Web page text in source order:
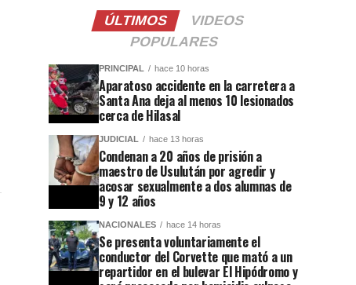
ÚLTIMOS
VIDEOS
POPULARES
PRINCIPAL hace 10 horas
Aparatoso accidente en la carretera a
Santa Ana deja al menos 10 lesionados
cerca de Hilasal
JUDICIAL hace 13 horas
Condenan a 20 años de prisión a
maestro de Usulután por agredir y
acosar sexualmente a dos alumnas de
9 y 12 años
NACIONALES hace 14 horas
Se presenta voluntariamente el
conductor del Corvette que mató a un
repartidor en el bulevar El Hipódromo y